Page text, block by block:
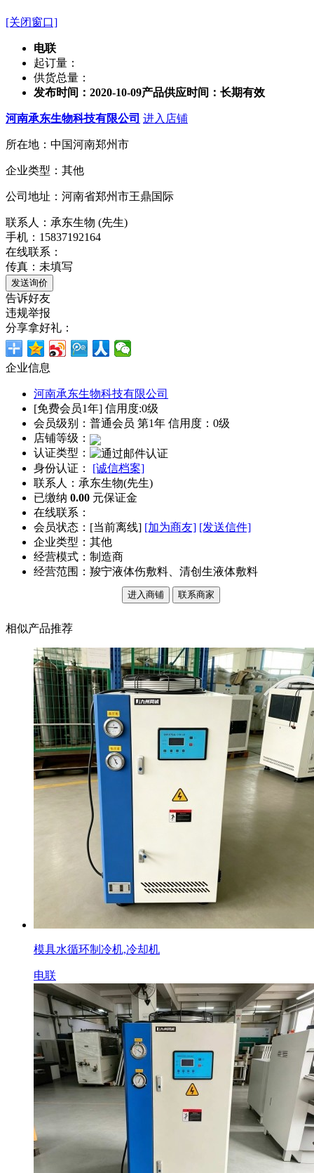
[关闭窗口]
电联
起订量：
供货总量：
发布时间：2020-10-09产品供应时间：长期有效
河南承东生物科技有限公司 进入店铺
所在地：中国河南郑州市
企业类型：其他
公司地址：河南省郑州市王鼎国际
联系人：承东生物 (先生)
手机：15837192164
在线联系：
传真：未填写
告诉好友
违规举报
分享拿好礼：
企业信息
河南承东生物科技有限公司
[免费会员1年] 信用度:0级
会员级别：普通会员 第1年 信用度：0级
店铺等级：
认证类型：
身份认证： [诚信档案]
联系人：承东生物(先生)
已缴纳 0.00 元保证金
在线联系：
会员状态：[当前离线] [加为商友] [发送信件]
企业类型：其他
经营模式：制造商
经营范围：羧宁液体伤敷料、清创生液体敷料
进入商铺 联系商家
相似产品推荐
模具水循环制冷机,冷却机
电联